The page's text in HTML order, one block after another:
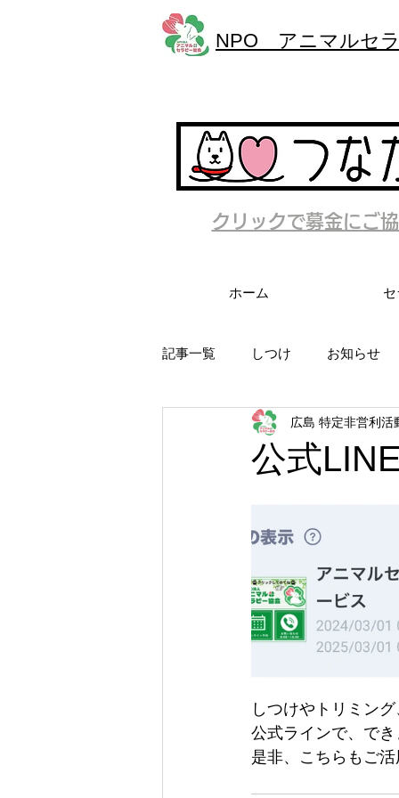
NPO アニマルセ
クリックで募金にご
ホーム
記事一覧 しつけ お知らせ
公式
広島 特定非営利活
しつけやトリミン
公式ラインで、で
是非、こちらもご